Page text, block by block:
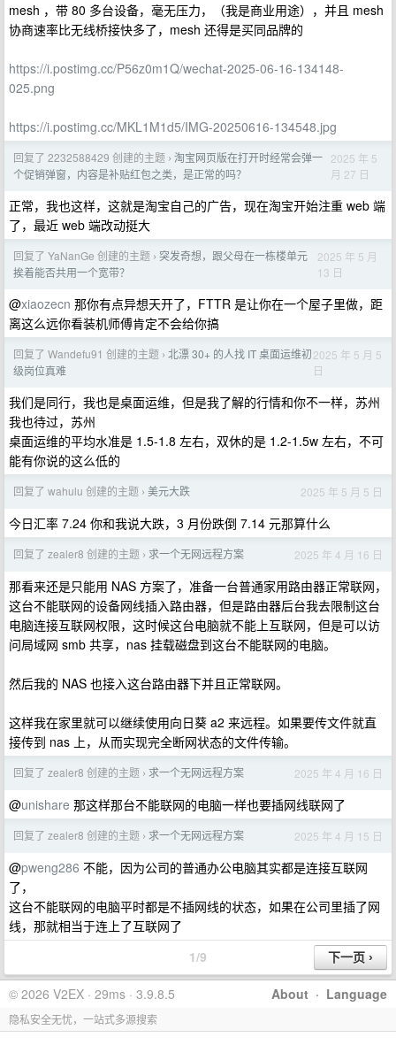
mesh ，带 80 多台设备，毫无压力，（我是商业用途），并且 mesh
协商速率比无线桥接快多了，mesh 还得是买同品牌的
https://i.postimg.cc/P56z0m1Q/wechat-2025-06-16-134148-
025.png
https://i.postimg.cc/MKL1M1d5/IMG-20250616-134548.jpg
回复了 2232588429 创建的主题 › 淘宝网页版在打开时经常会弹一
个促销弹窗，内容是补贴红包之类，是正常的吗？
2025 年 5
月 27 日
正常，我也这样，这就是淘宝自己的广告，现在淘宝开始注重 web 端
了，最近 web 端改动挺大
回复了 YaNanGe 创建的主题 › 突发奇想，跟父母在一栋楼单元
挨着能否共用一个宽带？
2025 年 5 月
13 日
@xiaozecn 那你有点异想天开了，FTTR 是让你在一个屋子里做，距
离这么远你看装机师傅肯定不会给你搞
回复了 Wandefu91 创建的主题 › 北漂 30+ 的人找 IT 桌面运维初
级岗位真难
2025 年 5 月 5
日
我们是同行，我也是桌面运维，但是我了解的行情和你不一样，苏州
我也待过，苏州
桌面运维的平均水准是 1.5-1.8 左右，双休的是 1.2-1.5w 左右，不可
能有你说的这么低的
回复了 wahulu 创建的主题 › 美元大跌 2025 年 5 月 5 日
今日汇率 7.24 你和我说大跌，3 月份跌倒 7.14 元那算什么
回复了 zealer8 创建的主题 › 求一个无网远程方案 2025 年 4 月 16 日
那看来还是只能用 NAS 方案了，准备一台普通家用路由器正常联网，
这台不能联网的设备网线插入路由器，但是路由器后台我去限制这台
电脑连接互联网权限，这时候这台电脑就不能上互联网，但是可以访
问局域网 smb 共享，nas 挂载磁盘到这台不能联网的电脑。
然后我的 NAS 也接入这台路由器下并且正常联网。
这样我在家里就可以继续使用向日葵 a2 来远程。如果要传文件就直
接传到 nas 上，从而实现完全断网状态的文件传输。
回复了 zealer8 创建的主题 › 求一个无网远程方案 2025 年 4 月 16 日
@unishare 那这样那台不能联网的电脑一样也要插网线联网了
回复了 zealer8 创建的主题 › 求一个无网远程方案 2025 年 4 月 15 日
@pweng286 不能，因为公司的普通办公电脑其实都是连接互联网
了，
这台不能联网的电脑平时都是不插网线的状态，如果在公司里插了网
线，那就相当于连上了互联网了
1/9
About · Language
© 2026 V2EX · 29ms · 3.9.8.5
隐私安全无忧，一站式多源搜索